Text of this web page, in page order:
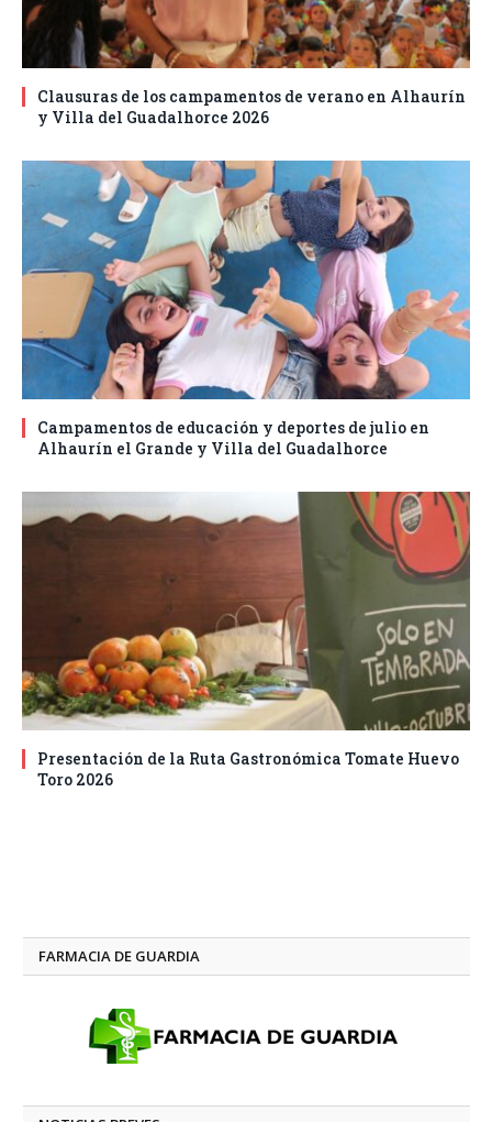
Clausuras de los campamentos de verano en Alhaurín
y Villa del Guadalhorce 2026
Campamentos de educación y deportes de julio en
Alhaurín el Grande y Villa del Guadalhorce
Presentación de la Ruta Gastronómica Tomate Huevo
Toro 2026
FARMACIA DE GUARDIA